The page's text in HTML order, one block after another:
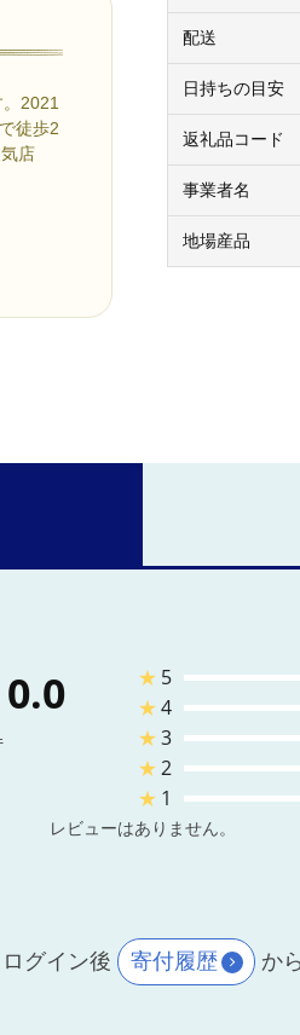
2021
徒歩2
店
配送
日持ちの目安
返礼品コード
事業者名
地場産品
0.0 ★ 5
★4
★3
★2
★ 1
レビューはありません。
グイン後 寄付履歴 か